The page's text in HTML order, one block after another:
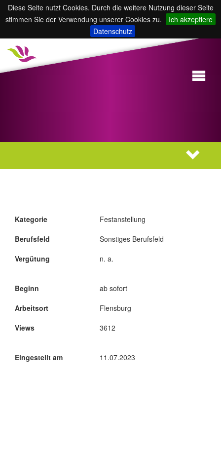
Diese Seite nutzt Cookies. Durch die weitere Nutzung dieser Seite
stimmen Sie der Verwendung unserer Cookies zu.
Ich akzeptiere
Datenschutz
Kategorie
Berufsfeld
Vergütung
Festanstellung
Sonstiges Berufsfeld
n. a.
Beginn
Arbeitsort
Views
ab sofort
Flensburg
3612
Eingestellt am 11.07.2023